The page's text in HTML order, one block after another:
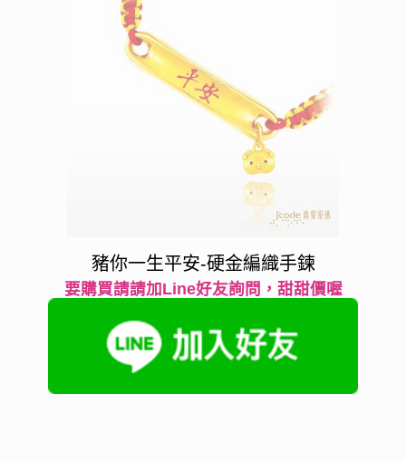
豬你一生平安-硬金編織手鍊
要購買請請加Line好友詢問，甜甜價喔